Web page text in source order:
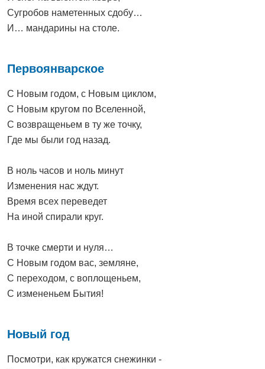
Сугробов наметенных сдобу…
И… мандарины на столе.
Первоянварское
С Новым годом, с Новым циклом,
С Новым кругом по Вселенной,
С возвращеньем в ту же точку,
Где мы были год назад.
В ноль часов и ноль минут
Изменения нас ждут.
Время всех переведет
На иной спирали круг.
В точке смерти и нуля…
С Новым годом вас, земляне,
С переходом, с воплощеньем,
С измененьем Бытия!
Новый год
Посмотри, как кружатся снежинки -